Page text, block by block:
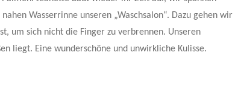
Wasserrinne unseren „Waschsalon“. Dazu gehen wir
um sich nicht die Finger zu verbrennen. Unseren
liegt. Eine wunderschöne und unwirkliche Kulisse.